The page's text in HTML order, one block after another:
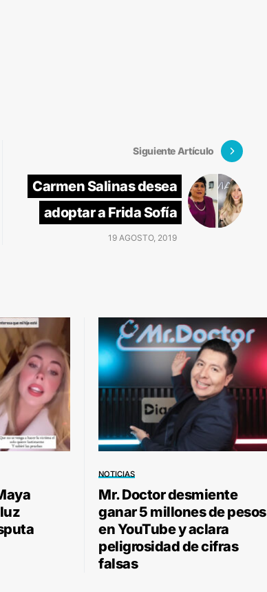
Siguiente Artículo
Carmen Salinas desea
adoptar a Frida Sofía
19 AGOSTO, 2019
NOTICIAS
Mr. Doctor desmiente
ganar 5 millones de pesos
en YouTube y aclara
peligrosidad de cifras
falsas